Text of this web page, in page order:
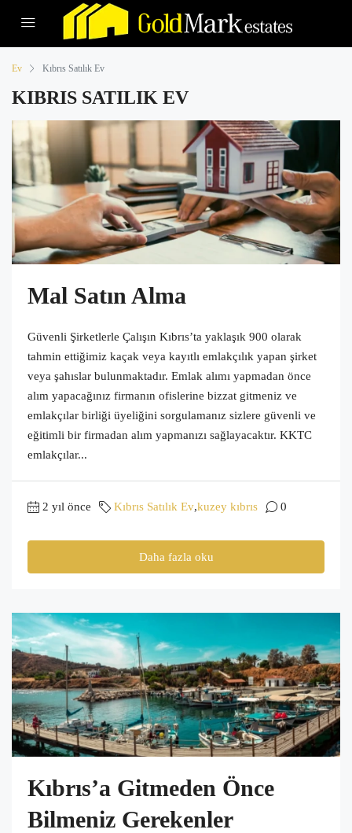
Ev Kıbrıs Satılık Ev
KIBRIS SATILIK EV
Mal Satın Alma
Güvenli Şirketlerle Çalışın Kıbrıs’ta yaklaşık 900 olarak
tahmin ettiğimiz kaçak veya kayıtlı emlakçılık yapan şirket
veya şahıslar bulunmaktadır. Emlak alımı yapmadan önce
alım yapacağınız firmanın ofislerine bizzat gitmeniz ve
emlakçılar birliği üyeliğini sorgulamanız sizlere güvenli ve
eğitimli bir firmadan alım yapmanızı sağlayacaktır. KKTC
emlakçılar...
2 yıl önce Kıbrıs Satılık Ev,kuzey kıbrıs 0
Daha fazla oku
Kıbrıs’a Gitmeden Önce
Bilmeniz Gerekenler